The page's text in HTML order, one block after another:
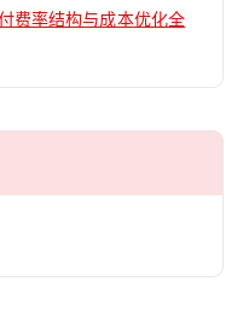
费率结构与成本优化全